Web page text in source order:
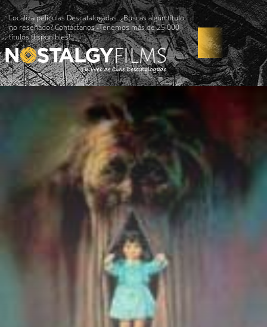
Localiza películas Descatalogadas. ¿Buscas algún título
no reseñado? Contáctanos -Tenemos más de 25.000
títulos disponibles!